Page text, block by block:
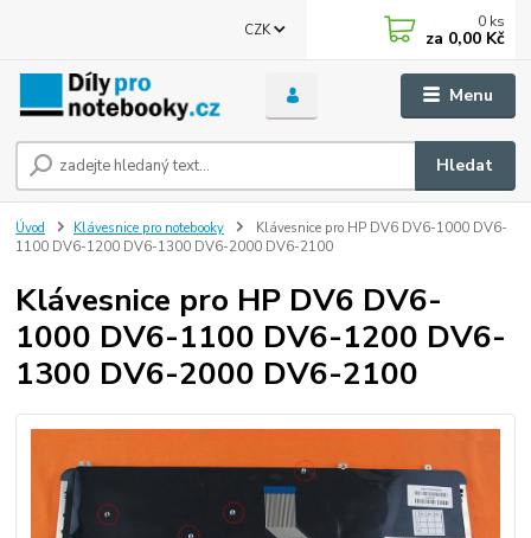
Menu
CZK
Hledat
0 ks
za 0,00 Kč
Úvod Klávesnice pro notebooky
Klávesnice pro HP DV6 DV6-1000 DV6-
1100 DV6-1200 DV6-1300 DV6-2000 DV6-2100
Klávesnice pro HP DV6 DV6-
1000 DV6-1100 DV6-1200 DV6-
1300 DV6-2000 DV6-2100